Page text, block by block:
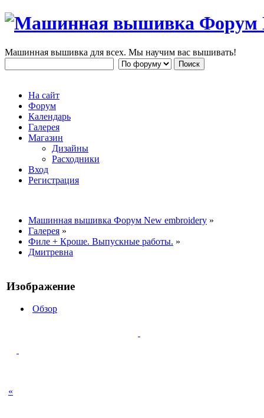
Машинная вышивка для всех. Мы научим вас вышивать!
На сайт
Форум
Календарь
Галерея
Магазин
Дизайны
Расходники
Вход
Регистрация
Машинная вышивка Форум New embroidery »
Галерея »
Филе + Кроше. Выпускные работы. »
Дмитревна
Изображение
Обзор
«